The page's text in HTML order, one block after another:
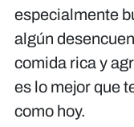
especialmente
algún
comida rica y
es lo mejor que
como hoy.